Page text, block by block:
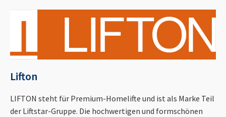
Lifton
LIFTON steht für Premium-Homelifte und ist als Marke Teil
der Liftstar-Gruppe. Die hochwertigen und formschönen